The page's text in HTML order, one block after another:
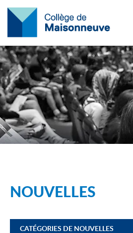
NOUVELLES
CATÉGORIES DE NOUVELLES